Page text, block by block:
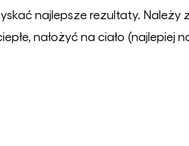
najlepsze rezultaty. Należy
nałożyć na ciało (najlepiej